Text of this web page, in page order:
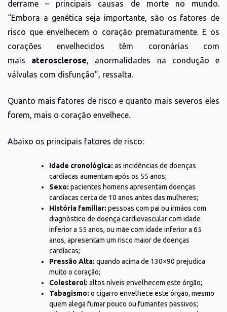
derrame – principais causas de morte no mundo.
“Embora a genética seja importante, são os fatores de
risco que envelhecem o coração prematuramente. E os
corações envelhecidos têm coronárias com
mais aterosclerose, anormalidades na condução e
válvulas com disfunção”, ressalta.
Quanto mais fatores de risco e quanto mais severos eles
forem, mais o coração envelhece.
Abaixo os principais fatores de risco:
Idade cronológica: as incidências de doenças
cardíacas aumentam após os 55 anos;
Sexo: pacientes homens apresentam doenças
cardíacas cerca de 10 anos antes das mulheres;
História familiar: pessoas com pai ou irmãos com
diagnóstico de doença cardiovascular com idade
inferior a 55 anos, ou mãe com idade inferior a 65
anos, apresentam um risco maior de doenças
cardíacas;
Pressão Alta: quando acima de 130×90 prejudica
muito o coração;
Colesterol: altos níveis envelhecem este órgão;
Tabagismo: o cigarro envelhece este órgão, mesmo
quem alega fumar pouco ou fumantes passivos;